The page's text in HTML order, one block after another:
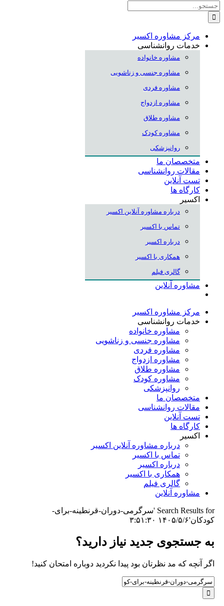
جستجو
برای:
مرکز مشاوره اکسیر
خدمات روانشناسی
مشاوره خانواده
مشاوره جنسی و زناشویی
مشاوره فردی
مشاوره ازدواج
مشاوره طلاق
مشاوره کودک
روانپزشکی
متخصصان ما
مقالات روانشناسی
تست آنلاین
کارگاه ها
اکسیر
درباره مشاوره آنلاین اکسیر
تماس با اکسیر
درباره اکسیر
همکاری با اکسیر
گالری فیلم
مشاوره آنلاین
مرکز مشاوره اکسیر
خدمات روانشناسی
مشاوره خانواده
مشاوره جنسی و زناشویی
مشاوره فردی
مشاوره ازدواج
مشاوره طلاق
مشاوره کودک
روانپزشکی
متخصصان ما
مقالات روانشناسی
تست آنلاین
کارگاه ها
اکسیر
درباره مشاوره آنلاین اکسیر
تماس با اکسیر
درباره اکسیر
همکاری با اکسیر
گالری فیلم
مشاوره آنلاین
Search Results for 'سرگرمی-دوران-قرنطینه-برای-
کودکان'۱۴۰۵/۵/۶ ۳:۵۱:۳۰
به جستجوی جديد نياز داريد؟
اگر آنچه که مد نظرتان بود پیدا نکردید دوباره امتحان کنید!
Search
for: